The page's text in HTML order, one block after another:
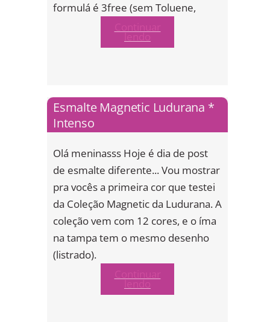
formulá é 3free (sem Toluene,
lendo
Esmalte Magnetic Ludurana *
Intenso
Olá meninasss Hoje é dia de post
de esmalte diferente... Vou mostrar
pra vocês a primeira cor que testei
da Coleção Magnetic da Ludurana. A
coleção vem com 12 cores, e o íma
na tampa tem o mesmo desenho
(listrado).
lendo